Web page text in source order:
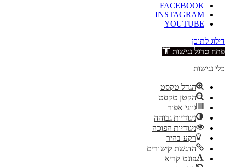
FACEBOOK
INSTAGRAM
YOUTUBE
דילוג לתוכן
פתח סרגל נגישות
כלי נגישות
הגדל טקסט
הקטן טקסט
גווני אפור
ניגודיות גבוהה
ניגודיות הפוכה
רקע בהיר
הדגשת קישורים
פונט קריא